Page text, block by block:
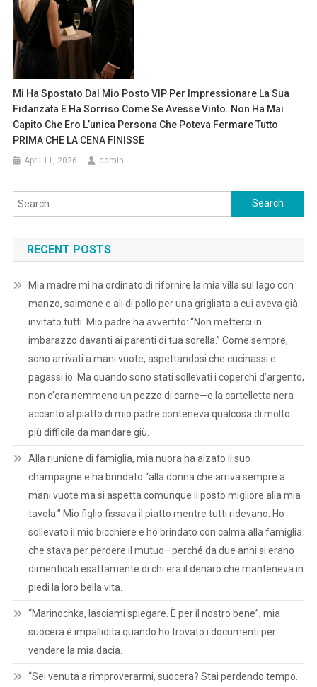
Mi Ha Spostato Dal Mio Posto VIP Per Impressionare La Sua
Fidanzata E Ha Sorriso Come Se Avesse Vinto. Non Ha Mai
Capito Che Ero L’unica Persona Che Poteva Fermare Tutto
PRIMA CHE LA CENA FINISSE
April 11, 2026 admin
Search
for:
RECENT POSTS
Mia madre mi ha ordinato di rifornire la mia villa sul lago con
manzo, salmone e ali di pollo per una grigliata a cui aveva già
invitato tutti. Mio padre ha avvertito: “Non metterci in
imbarazzo davanti ai parenti di tua sorella.” Come sempre,
sono arrivati a mani vuote, aspettandosi che cucinassi e
pagassi io. Ma quando sono stati sollevati i coperchi d’argento,
non c’era nemmeno un pezzo di carne—e la cartelletta nera
accanto al piatto di mio padre conteneva qualcosa di molto
più difficile da mandare giù.
Alla riunione di famiglia, mia nuora ha alzato il suo
champagne e ha brindato “alla donna che arriva sempre a
mani vuote ma si aspetta comunque il posto migliore alla mia
tavola.” Mio figlio fissava il piatto mentre tutti ridevano. Ho
sollevato il mio bicchiere e ho brindato con calma alla famiglia
che stava per perdere il mutuo—perché da due anni si erano
dimenticati esattamente di chi era il denaro che manteneva in
piedi la loro bella vita.
“Marinochka, lasciami spiegare. È per il nostro bene”, mia
suocera è impallidita quando ho trovato i documenti per
vendere la mia dacia.
“Sei venuta a rimproverarmi, suocera? Stai perdendo tempo.